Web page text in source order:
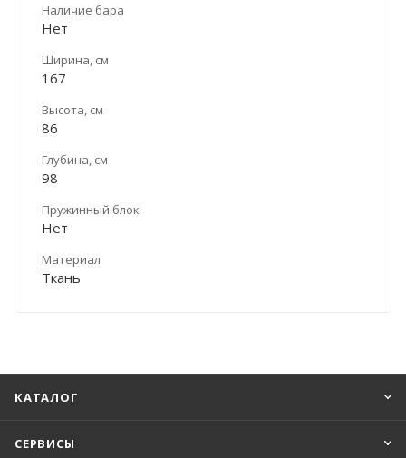
Наличие бара
Нет
Ширина, см
167
Высота, см
86
Глубина, см
98
Пружинный блок
Нет
Материал
Ткань
КАТАЛОГ
СЕРВИСЫ